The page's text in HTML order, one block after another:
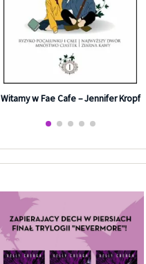
Witamy w Fae Cafe – Jennifer Kropf